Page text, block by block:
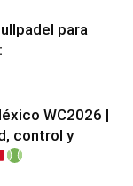
para
WC2026 |
control y